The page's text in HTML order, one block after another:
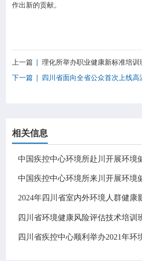
作出新的贡献。
上一篇
理化所举办职业健康新标准培训
下一篇
四川省面向全省公众首次上线
相关信息